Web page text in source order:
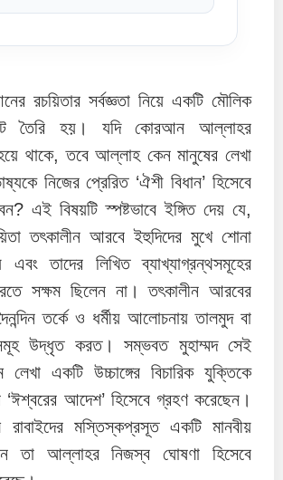
রচয়িতার সর্বজ্ঞতা নিয়ে একটি মৌলিক
তৈরি হয়। যদি কোরআন আল্লাহর
থাকে, তবে আল্লাহ কেন মানুষের লেখা
নিজের প্রেরিত ‘ঐশী বিধান’ হিসেবে
এই বিষয়টি স্পষ্টভাবে ইঙ্গিত দেয় যে,
তৎকালীন আরবে ইহুদিদের মুখে শোনা
তাদের লিখিত ব্যাখ্যাগ্রন্থসমূহের
সক্ষম ছিলেন না। তৎকালীন আরবের
তর্কে ও ধর্মীয় আলোচনায় তালমুদ বা
উদ্ধৃত করত। সম্ভবত মুহাম্মদ সেই
লেখা একটি উচ্চাঙ্গের বিচারিক যুক্তিকে
আদেশ’ হিসেবে গ্রহণ করেছেন।
রাবাইদের মস্তিস্কপ্রসূত একটি মানবীয়
তা আল্লাহর নিজস্ব ঘোষণা হিসেবে